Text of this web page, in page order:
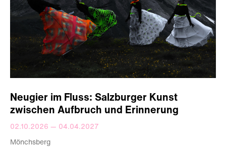
Neugier im Fluss: Salzburger Kunst
zwischen Aufbruch und Erinnerung
02.10.2026 — 04.04.2027
Mönchsberg